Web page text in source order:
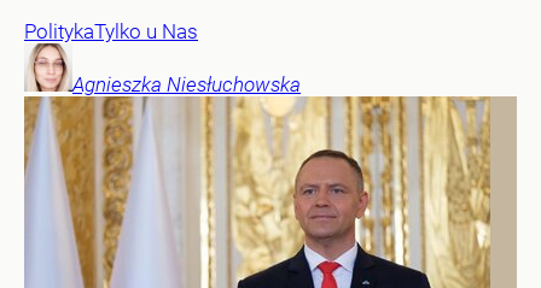
PolitykaTylko u Nas
Agnieszka Niesłuchowska